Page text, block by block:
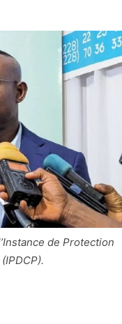
de Protection